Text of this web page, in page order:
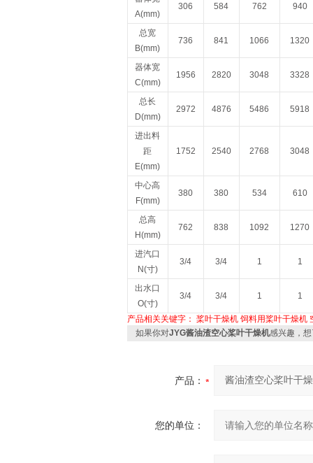
A(mm)
306 584 762 940
总宽
B(mm)
736 841 1066 1320
器体宽
C(mm)
1956 2820 3048 3328
总长
D(mm)
2972 4876 5486 5918
进出料
距
E(mm)
1752 2540 2768 3048
中心高
F(mm)
380 380 534 610
总高
H(mm)
762 838 1092 1270
进汽口
N(寸)
3/4 3/4 1 1
出水口
O(寸)
3/4 3/4 1 1
产品相关关键字： 桨叶干燥机 饲料用桨叶干燥机
如果你对JYG酱油渣空心桨叶干燥机感兴趣，
产品：
您的单位：